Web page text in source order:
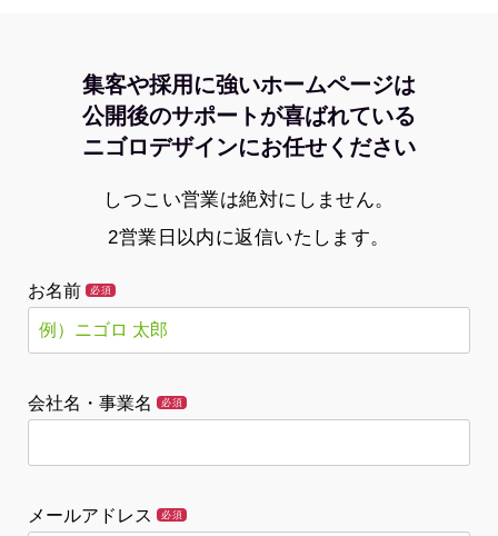
集客や採用に強いホームページは
公開後のサポートが喜ばれている
ニゴロデザインにお任せください
しつこい営業は絶対にしません。
2営業日以内に返信いたします。
お名前 必須
会社名・事業名 必須
メールアドレス 必須